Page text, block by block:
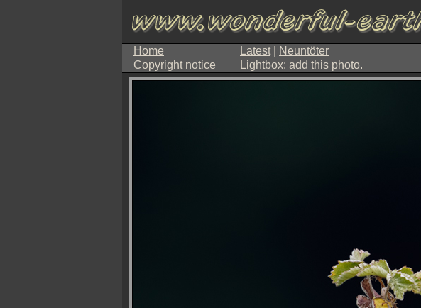
Home Latest
Neuntöter
Copyright notice
Lightbox: add this photo.